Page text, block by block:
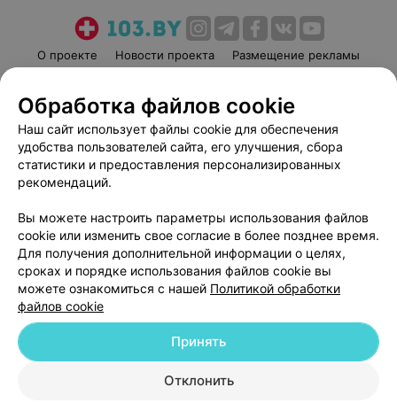
Карта
О проекте Новости проекта
Размещение рекламы
Пользовательское соглашение
Способы оплаты
Вакансии
Партнеры
Написать руководителю 103.by
Обработка персональных данных
© 2026 ООО «Артокс Лаб», УНП 191700409
| 220012, Республика Беларусь,
Обработка файлов cookie
Наш сайт использует файлы cookie для обеспечения
удобства пользователей сайта, его улучшения, сбора
статистики и предоставления персонализированных
рекомендаций.
Вы можете настроить параметры использования файлов
cookie или изменить свое согласие в более позднее время.
Для получения дополнительной информации о целях,
сроках и порядке использования файлов cookie вы
можете ознакомиться с нашей Политикой обработки
файлов cookie
Отклонить
Принять